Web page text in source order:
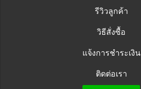
รีวิวลูกค้า
วิธีสั่งซื้อ
แจ้งการชำระเงิน
ติดต่อเรา